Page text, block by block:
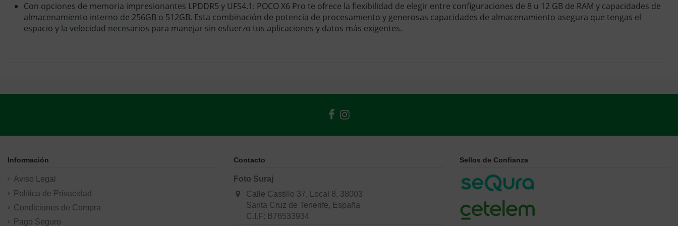
Con opciones de memoria impresionantes LPDDR5 y UFS4.1: POCO X6 Pro te ofrece la flexibilidad de elegir entre configuraciones de 8 u 12 GB de RAM y capacidades de
almacenamiento interno de 256GB o 512GB. Esta combinación de potencia de procesamiento y generosas capacidades de almacenamiento asegura que tengas el
espacio y la velocidad necesarios para manejar sin esfuerzo tus aplicaciones y datos más exigentes.
Información
Aviso Legal
Política de Privacidad
Condiciones de Compra
Pago Seguro
Contacto
Foto Suraj
Calle Castillo 37, Local 8, 38003
Santa Cruz de Tenerife, España
C.I.F: B76533934
Sellos de Confianza